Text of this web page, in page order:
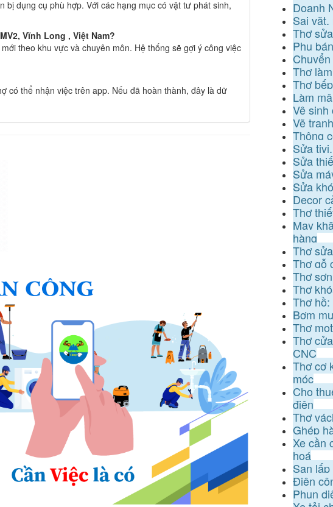
bị dụng cụ phù hợp. Với các hạng mục có vật tư phát sinh,
Vĩnh Long , Việt Nam?
theo khu vực và chuyên môn. Hệ thống sẽ gợi ý công việc
có thể nhận việc trên app. Nếu đã hoàn thành, đây là dữ
Doanh
Sai vặt,
Thợ
Phụ
Thợ
Thợ
Làm
Vệ sinh
Vẽ
Thông
Sửa
Sửa
Sửa
Sửa
Decor
Thợ
May
hàng
Thợ
Thợ gỗ
Thợ
Thợ
Thợ hồ:
Bơm
Thợ
Thợ
CNC
Thợ cơ
móc
Cho
điện
Thợ
Ghép
Xe cần
hoá
San
Điện
Phun